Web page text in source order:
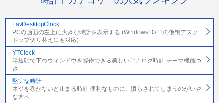
FavDesktopClock
PCの画面の左上に大きな時計を表示する (Windows10/11の仮想デスク
トップ切り替えにも対応)
YTClock
半透明で下のウィンドウを操作できる美しいアナログ時計 テーマ機能つ
き
堅実な時計
ネジを巻かないと止まる時計 便利なものに、慣らされてしまうのがいや
な方へ